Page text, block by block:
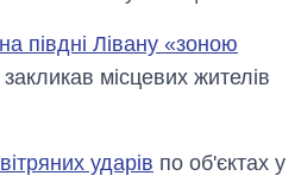
півдні Лівану «зоною
місцевих жителів
ударів по об'єктах у